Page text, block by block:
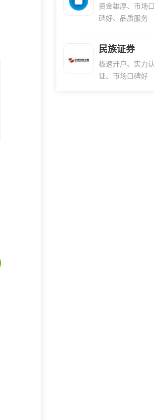
资金雄厚、市场口
碑好、品质服务
民族证券
极速开户、实力认
证、市场口碑好